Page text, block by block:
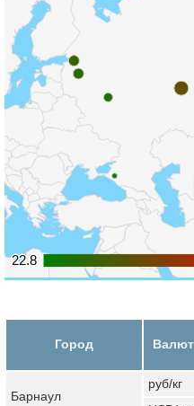
22.8
22.8
Город
Барнаул
руб/кг